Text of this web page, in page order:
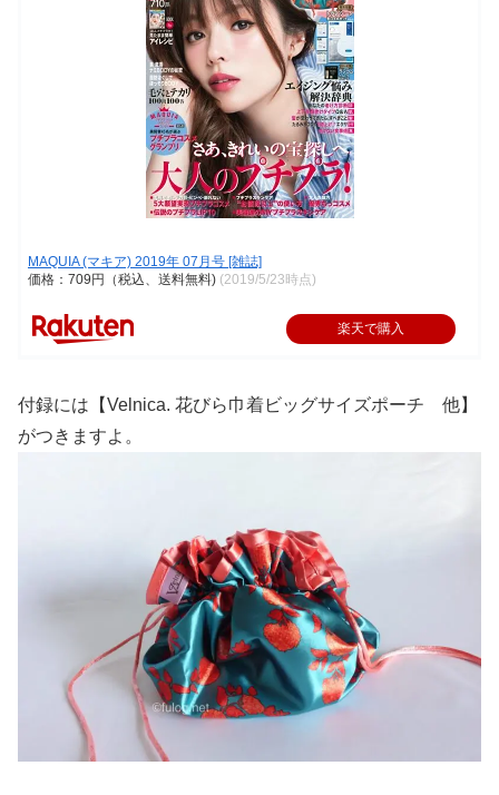
MAQUIA (マキア) 2019年 07月号 [雑誌]
価格：709円（税込、送料無料) (2019/5/23時点)
楽天で購入
付録には【Velnica. 花びら巾着ビッグサイズポーチ 他】
がつきますよ。